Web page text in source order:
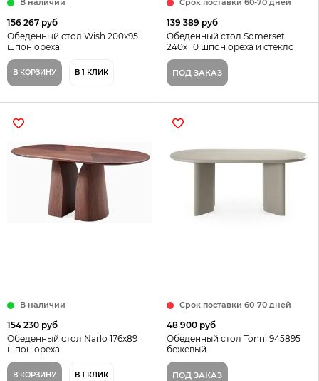
В наличии
156 267 руб
Обеденный стол Wish 200х95
шпон ореха
В КОРЗИНУ В 1 КЛИК
Срок поставки 60-70 дней
139 389 руб
Обеденный стол Somerset
240x110 шпон ореха и стекло
ПОД ЗАКАЗ
В наличии
154 230 руб
Обеденный стол Narlo 176х89
шпон ореха
В КОРЗИНУ В 1 КЛИК
Срок поставки 60-70 дней
48 900 руб
Обеденный стол Tonni 945895
бежевый
ПОД ЗАКАЗ